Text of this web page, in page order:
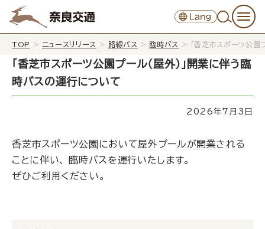
TOP > ニュースリリース > 路線バス > 臨時バス > 「香芝市スポーツ公園
「香芝市スポーツ公園プール（屋外）」開業に伴う臨
時バスの運行について
2026年7月3日
香芝市スポーツ公園において屋外プールが開業される
ことに伴い、 臨時バスを運行いたします。
ぜひご利用ください。